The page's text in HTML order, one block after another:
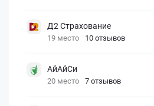
Д2 Страхование
19 место 10 отзывов
АйАйСи
20 место 7 отзывов